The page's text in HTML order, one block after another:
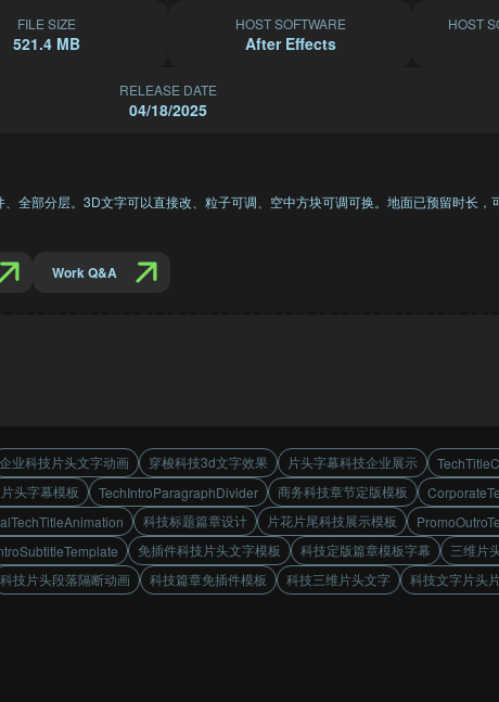
FILE SIZE
521.4 MB
HOST SOFTWARE
After Effects
HOST
RELEASE DATE
04/18/2025
全部分层。3D文字可以直接改、粒子可调、空中方块可调可换。地面已预留时长，
Work Q&A
企业科技片头文字动画 穿梭科技3d文字效果 片头字幕科技企业展示
头字幕模板 TechIntroParagraphDivider 商务科技章节定版模板
科技标题篇章设计 片花片尾科技展示模板
免插件科技片头文字模板 科技定版篇章模板字幕
三维片
科技片头段落隔断动画 科技篇章免插件模板 科技三维片头文字 科技文字片头